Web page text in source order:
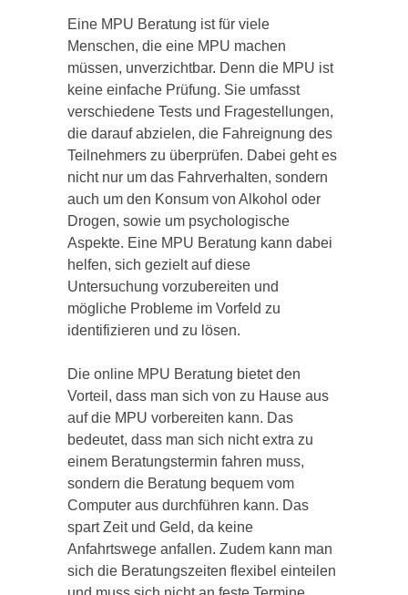
Eine MPU Beratung ist für viele
Menschen, die eine MPU machen
müssen, unverzichtbar. Denn die MPU ist
keine einfache Prüfung. Sie umfasst
verschiedene Tests und Fragestellungen,
die darauf abzielen, die Fahreignung des
Teilnehmers zu überprüfen. Dabei geht es
nicht nur um das Fahrverhalten, sondern
auch um den Konsum von Alkohol oder
Drogen, sowie um psychologische
Aspekte. Eine MPU Beratung kann dabei
helfen, sich gezielt auf diese
Untersuchung vorzubereiten und
mögliche Probleme im Vorfeld zu
identifizieren und zu lösen.
Die online MPU Beratung bietet den
Vorteil, dass man sich von zu Hause aus
auf die MPU vorbereiten kann. Das
bedeutet, dass man sich nicht extra zu
einem Beratungstermin fahren muss,
sondern die Beratung bequem vom
Computer aus durchführen kann. Das
spart Zeit und Geld, da keine
Anfahrtswege anfallen. Zudem kann man
sich die Beratungszeiten flexibel einteilen